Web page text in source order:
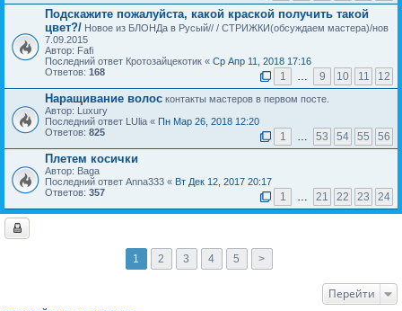
Подскажите пожалуйста, какой краской получить такой
цвет?/ Новое из БЛОНДа в Русый// / СТРИЖКИ(обсуждаем мастера)/нов
7.09.2015
Автор: Fafi
Последний ответ Кротозайцекотик « Ср Апр 11, 2018 17:16
Ответов: 168 1 … 9 10 11 12
Наращивание волос контакты мастеров в первом посте.
Автор: Luxury
Последний ответ LUlia « Пн Мар 26, 2018 12:20
Ответов: 825 1 … 53 54 55 56
Плетем косички
Автор: Baga
Последний ответ Anna333 « Вт Дек 12, 2017 20:17
Ответов: 357 1 … 21 22 23 24
1 2 3 4 5 >
Перейти